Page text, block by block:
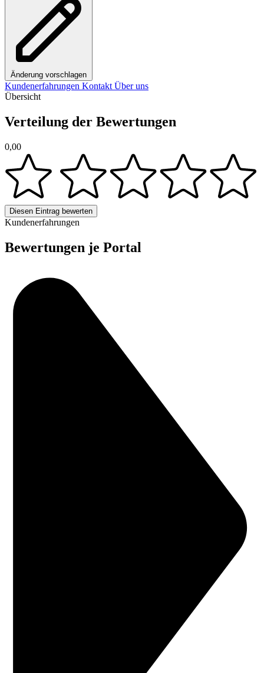
Änderung vorschlagen
Kundenerfahrungen Kontakt Über uns
Übersicht
Verteilung der Bewertungen
0,00
Diesen Eintrag bewerten
Kundenerfahrungen
Bewertungen je Portal